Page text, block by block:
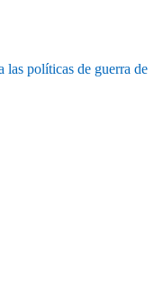
las políticas de guerra de